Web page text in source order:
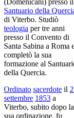
Santuario della
di Viterbo. Studiò
teologia per tre anni
presso il Convento di
Santa Sabina a Roma
completò la sua
formazione al
della Quercia.
Ordinato sacerdote il
settembre 1853 a
Viterbo, subito dopo la
sua ordinazione, fu